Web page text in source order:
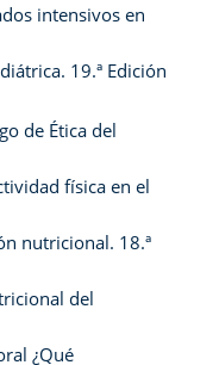
intensivos en
19.ª Edición
de Ética del
física en el
nutricional. 18.ª
del
¿Qué